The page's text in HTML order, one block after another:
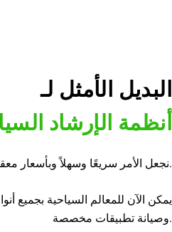
البديل الأمثل لـ
أنظمة الإرشاد
نجعل الأمر سريعًا وسهلاً وبأسعار معقولة.
يمكن الآن للمعالم السياحية بجميع
وصيانة تطبيقات مخصصة.